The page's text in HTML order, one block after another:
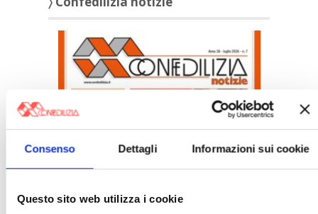
Consenso Dettagli Informazioni sui cookie
Questo sito web utilizza i cookie
Confedilizia notizie – Luglio 2026